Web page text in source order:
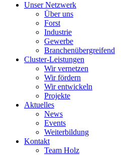
Unser Netzwerk
Über uns
Forst
Industrie
Gewerbe
Branchenübergreifend
Cluster-Leistungen
Wir vernetzen
Wir fördern
Wir entwickeln
Projekte
Aktuelles
News
Events
Weiterbildung
Kontakt
Team Holz